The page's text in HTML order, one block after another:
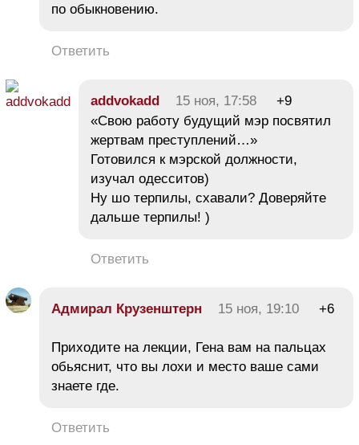
по обыкновению.
Ответить
addvokadd 15 ноя, 17:58
+9
«Свою работу будущий мэр посвятил
жертвам преступлений…»
Готовился к мэрской должности,
изучал одесситов)
Ну шо терпилы, схавали? Доверяйте
дальше терпилы! )
Ответить
Адмирал Крузенштерн 15 ноя, 19:10 +6
Приходите на лекции, Гена вам на пальцах
обьяснит, что вы лохи и место ваше сами
знаете где.
Ответить